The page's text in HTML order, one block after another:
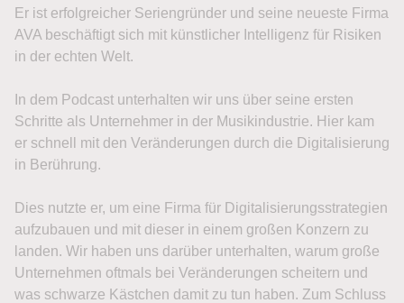
Er ist erfolgreicher Seriengründer und seine neueste Firma
AVA beschäftigt sich mit künstlicher Intelligenz für Risiken
in der echten Welt.
In dem Podcast unterhalten wir uns über seine ersten
Schritte als Unternehmer in der Musikindustrie. Hier kam
er schnell mit den Veränderungen durch die Digitalisierung
in Berührung.
Dies nutzte er, um eine Firma für Digitalisierungsstrategien
aufzubauen und mit dieser in einem großen Konzern zu
landen. Wir haben uns darüber unterhalten, warum große
Unternehmen oftmals bei Veränderungen scheitern und
was schwarze Kästchen damit zu tun haben. Zum Schluss